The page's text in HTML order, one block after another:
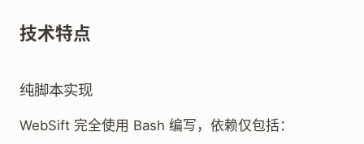
技术特点
纯脚本实现
WebSift 完全使用 Bash 编写，依赖仅包括：